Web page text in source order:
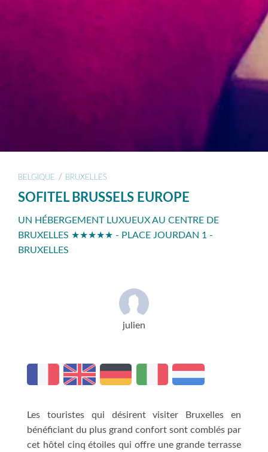
BELGIQUE / BRUXELLES
SOFITEL BRUSSELS EUROPE
UN HÉBERGEMENT LUXUEUX AU CENTRE DE
BRUXELLES ★★★★★ - PLACE JOURDAN 1 -
BRUXELLES
julien
Les touristes qui désirent visiter Bruxelles en
bénéficiant du plus grand confort sont comblés par
cet hôtel cinq étoiles qui offre une grande terrasse